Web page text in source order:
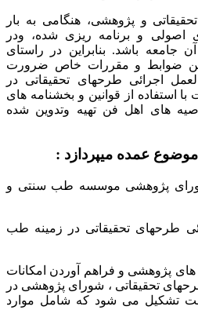
و پژوهشی، هنگامی به بار
و برنامه ریزی شده، ودر
آن جامعه باشد. بنابراین در راستای
ضوابط و مقررات خاص ضرورت
اجرائی طرحهای تحقیقاتی در
از قوانین و بخشنامه های
های اهل فن تهیه وتدوین شده
موضوع عمده میپردازد :
پژوهشی موسسه طب سنتی و
طرحهای تحقیقاتی در زمینه طب
های پژوهشی و فراهم آوردن امکانات
تحقیقاتی ، شورای پژوهشی در
تشکیل می شود که شامل موارد